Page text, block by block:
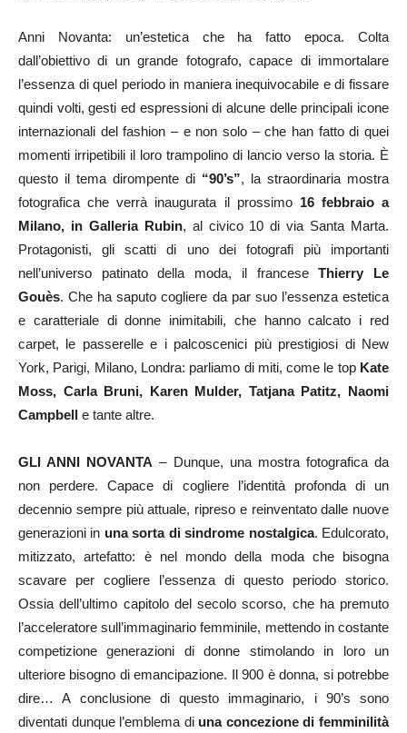
Anni Novanta: un’estetica che ha fatto epoca. Colta
dall’obiettivo di un grande fotografo, capace di immortalare
l’essenza di quel periodo in maniera inequivocabile e di fissare
quindi volti, gesti ed espressioni di alcune delle principali icone
internazionali del fashion – e non solo – che han fatto di quei
momenti irripetibili il loro trampolino di lancio verso la storia. È
questo il tema dirompente di “90’s”, la straordinaria mostra
fotografica che verrà inaugurata il prossimo 16 febbraio a
Milano, in Galleria Rubin, al civico 10 di via Santa Marta.
Protagonisti, gli scatti di uno dei fotografi più importanti
nell’universo patinato della moda, il franceseThierry Le
Gouès. Che ha saputo cogliere da par suo l’essenza estetica
e caratteriale di donne inimitabili, che hanno calcato i red
carpet, le passerelle e i palcoscenici più prestigiosi di New
York, Parigi, Milano, Londra: parliamo di miti, come le top Kate
Moss, Carla Bruni, Karen Mulder, Tatjana Patitz, Naomi
Campbell e tante altre.
GLI ANNI NOVANTA – Dunque, una mostra fotografica da
non perdere. Capace di cogliere l’identità profonda di un
decennio sempre più attuale, ripreso e reinventato dalle nuove
generazioni in una sorta di sindrome nostalgica. Edulcorato,
mitizzato, artefatto: è nel mondo della moda che bisogna
scavare per cogliere l’essenza di questo periodo storico.
Ossia dell’ultimo capitolo del secolo scorso, che ha premuto
l’acceleratore sull’immaginario femminile, mettendo in costante
competizione generazioni di donne stimolando in loro un
ulteriore bisogno di emancipazione. Il 900 è donna, si potrebbe
dire… A conclusione di questo immaginario, i 90’s sono
diventati dunque l’emblema di una concezione di femminilità